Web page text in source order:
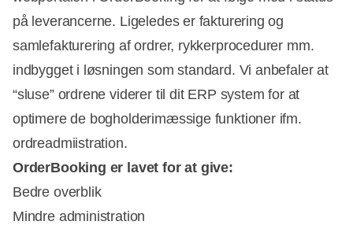
på leverancerne. Ligeledes er fakturering og
samlefakturering af ordrer, rykkerprocedurer mm.
indbygget i løsningen som standard. Vi anbefaler at
“sluse” ordrene viderer til dit ERP system for at
optimere de bogholderimæssige funktioner ifm.
ordreadmiistration.
OrderBooking er lavet for at give:
Bedre overblik
Mindre administration